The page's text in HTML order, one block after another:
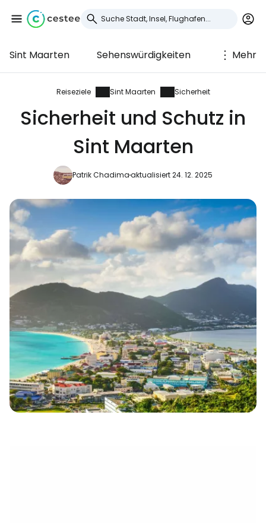
Sint Maarten Sehenswürdigkeiten Mehr
Reiseziele Sint Maarten Sicherheit
Sicherheit und Schutz in
Sint Maarten
Patrik Chadimaaktualisiert 24. 12. 2025
Anmeldung bei
Cestee
... die weltweite Reise-Community
Weiter mit Facebook
Weiter mit E-Mail